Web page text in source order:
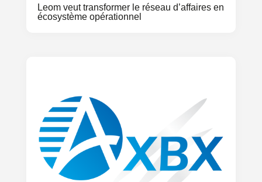
Leom veut transformer le réseau d’affaires en
écosystème opérationnel